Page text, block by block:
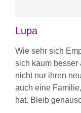
Lupa
Wie sehr sich
sich kaum besser
nicht nur ihren
auch eine
hat. Bleib